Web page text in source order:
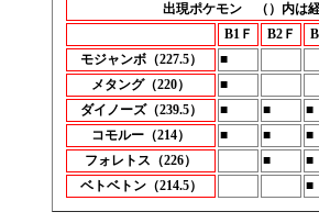
出現ポケモン （）内は
B1Ｆ
B2Ｆ
モジャンボ（227.5）
■
メタング（220）
■
ダイノーズ（239.5）
■ ■
■
コモルー（214）
■ ■
■
フォレトス（226）
■
■
ベトベトン（214.5）
■